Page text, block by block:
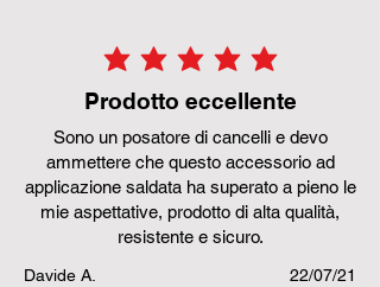
la valutazione media è 5 su
Prodotto eccellente
Sono un posatore di cancelli e devo
ammettere che questo accessorio ad
applicazione saldata ha superato a pieno le
mie aspettative, prodotto di alta qualità,
resistente e sicuro.
Davide A. 22/07/21